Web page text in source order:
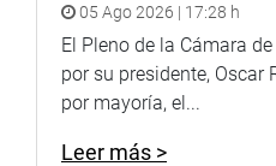
Dijo que la medida permitirá
de los altos costos de
diferentes servicios y
de reconexión entre los
telecomunicaciones en
05 Ago 2026 | 17:28 h
El Pleno de la Cámara
por su presidente, Oscar
por mayoría, el...
Leer más >